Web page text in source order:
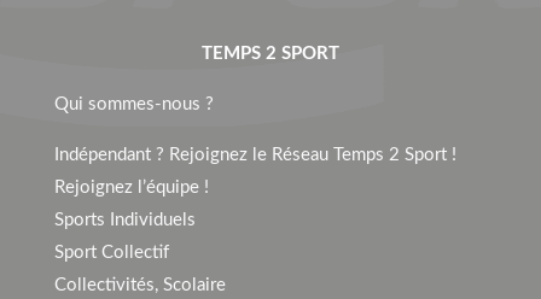
TEMPS 2 SPORT
Qui sommes-nous ?
Indépendant ? Rejoignez le Réseau Temps 2 Sport !
Rejoignez l’équipe !
Sports Individuels
Sport Collectif
Collectivités, Scolaire